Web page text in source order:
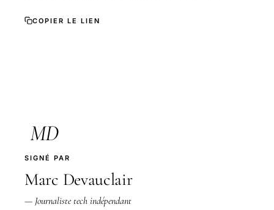
COPIER LE LIEN
MD
SIGNÉ PAR
Marc Devauclair
— Journaliste tech indépendant